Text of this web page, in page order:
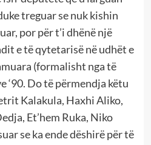
treguar se nuk kishin
por për t’i dhënë një
e të qytetarisë në udhët e
(formalisht nga të
‘90. Do të përmendja këtu
Kalakula, Haxhi Aliko,
Et’hem Ruka, Niko
se ka ende dëshirë për të